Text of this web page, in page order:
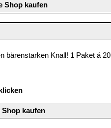
Shop kaufen
bärenstarken Knall! 1 Paket á 20
kaufen